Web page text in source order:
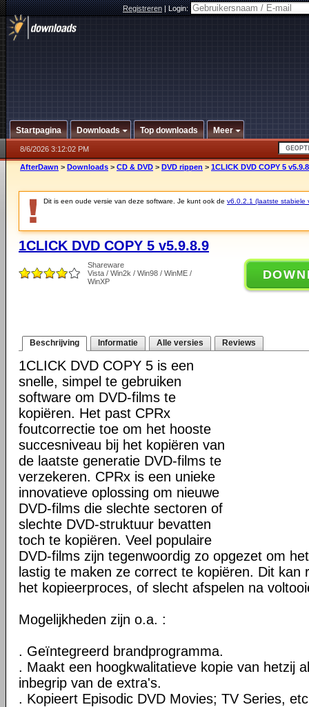
Registreren|Login:
Startpagina Downloads Top downloads Meer
8/6/2026 3:12:02 PM
AfterDawn > Downloads > CD & DVD > DVD rippen > 1CLICK DVD COPY 5
Dit is een oude versie van deze software. Je kunt ook de v6.0.2.1 (laatste stabiele
1CLICK DVD COPY 5 v5.9.8.9
Shareware
Vista / Win2k / Win98 / WinME /
WinXP
Beschrijving Informatie Alle versies Reviews
1CLICK DVD COPY 5 is een
snelle, simpel te gebruiken
software om DVD-films te
kopiëren. Het past CPRx
foutcorrectie toe om het hooste
succesniveau bij het kopiëren van
de laatste generatie DVD-films te
verzekeren. CPRx is een unieke
innovatieve oplossing om nieuwe
DVD-films die slechte sectoren of
slechte DVD-struktuur bevatten
toch te kopiëren. Veel populaire
DVD-films zijn tegenwoordig zo opgezet om
lastig te maken ze correct te kopiëren. Dit kan
het kopieerproces, of slecht afspelen na
Mogelijkheden zijn o.a. :
. Geïntegreerd brandprogramma.
. Maakt een hoogkwalitatieve kopie van hetzij
inbegrip van de extra's.
. Kopieert Episodic DVD Movies; TV Series,